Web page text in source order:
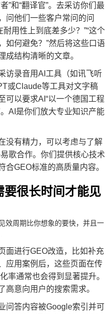
”和“翻译官”。去采访你们最
问他们一些客户常问的问
用性上到底差多少？”“这个
如何避免？”然后将这些口语
成结构清晰的文章。
访录音用AI工具（如讯飞听
或Claude等工具对文字稿
可以要求AI“以一个德国工程
AI是你们放大专业知识产能
没有精力，可以考虑与了解
歌合作。你们提供核心技术
合GEO标准的高质量内容。
很长时间才能见
效周期比你想象的要快，并且一
面进行GEO改造，比如补充
应用案例后，这些页面在传
率通常也会得到显著提升。
高意向用户的搜索需求。
问答内容被Google索引并可